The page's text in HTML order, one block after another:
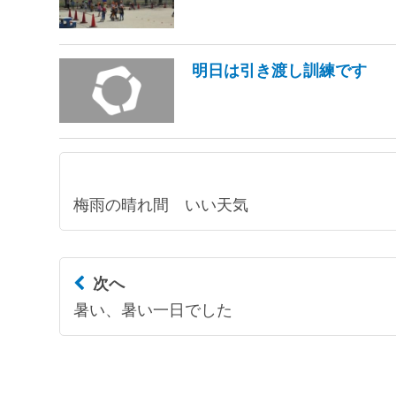
明日は引き渡し訓練です
梅雨の晴れ間 いい天気
次へ
暑い、暑い一日でした